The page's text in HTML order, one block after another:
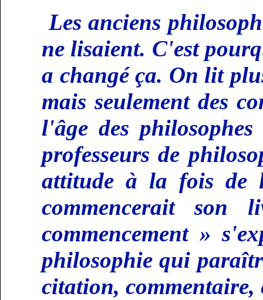
Les anciens
ne lisaient. C'est
a changé ça. On lit
mais seulement des
l'âge des
professeurs de
attitude à la fois de
commencerait
commencement »
philosophie qui
citation, commentaire,